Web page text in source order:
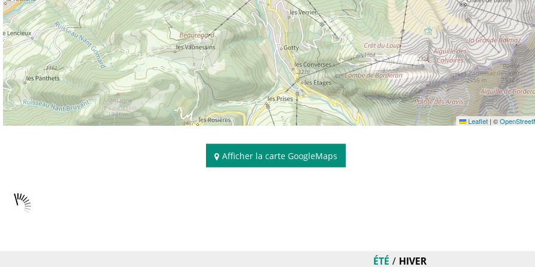
Leaflet | ©
Afficher la carte GoogleMaps
Disponibilités
ÉTÉ HIVER